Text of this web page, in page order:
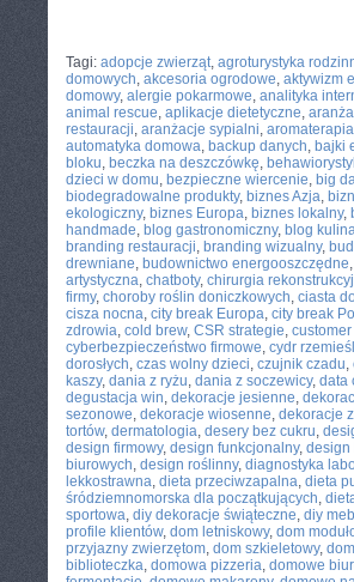
Tagi: adopcje zwierząt, agroturystyka
domowych, akcesoria ogrodowe, aktywizm
domowy, alergie pokarmowe, analityka
animal rescue, aplikacje dietetyczne,
restauracji, aranżacje sypialni,
automatyka domowa, backup danych, bajki
bloku, beczka na deszczówkę,
dzieci w domu, bezpieczne wiercenie, big
biodegradowalne produkty, biznes Azja,
ekologiczny, biznes Europa, biznes lokalny,
handmade, blog gastronomiczny, blog
branding restauracji, branding wizualny,
drewniane, budownictwo energooszczędne,
artystyczna, chatboty, chirurgia
firmy, choroby roślin doniczkowych, ciasta
cisza nocna, city break Europa, city break
zdrowia, cold brew, CSR strategie,
cyberbezpieczeństwo firmowe, cydr
dorosłych, czas wolny dzieci, czujnik czadu,
kaszy, dania z ryżu, dania z soczewicy, data
degustacja win, dekoracje jesienne,
sezonowe, dekoracje wiosenne, dekoracje
tortów, dermatologia, desery bez cukru,
design firmowy, design funkcjonalny, design
biurowych, design roślinny, diagnostyka
lekkostrawna, dieta przeciwzapalna, dieta
śródziemnomorska dla początkujących,
sportowa, diy dekoracje świąteczne, diy
profile klientów, dom letniskowy, dom
przyjazny zwierzętom, dom szkieletowy,
biblioteczka, domowa pizzeria, domowe